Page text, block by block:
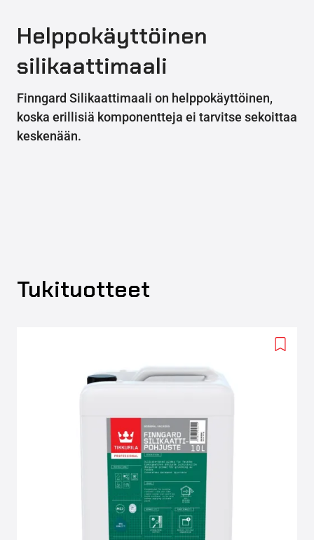
Helppokäyttöinen
silikaattimaali
Finngard Silikaattimaali on helppokäyttöinen,
koska erillisiä komponentteja ei tarvitse sekoittaa
keskenään.
Tukituotteet
Add